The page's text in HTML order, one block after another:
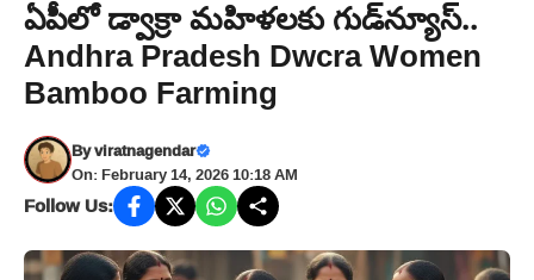
ఏపీలో డ్వాక్రా మహిళలకు గుడ్‌న్యూస్..
Andhra Pradesh Dwcra Women
Bamboo Farming
Byviratnagendar
On: February 14, 2026 10:18 AM
Follow Us: